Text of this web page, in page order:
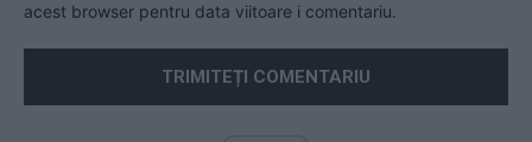
acest browser pentru data viitoare i comentariu.